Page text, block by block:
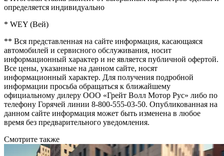
определяется индивидуально
* WEY (Вей)
** Вся представленная на сайте информация, касающаяся
автомобилей и сервисного обслуживания, носит
информационный характер и не является публичной офертой.
Все цены, указанные на данном сайте, носят
информационный характер. Для получения подробной
информации просьба обращаться к ближайшему
официальному дилеру ООО «Грейт Волл Мотор Рус» либо по
телефону Горячей линии 8-800-555-03-50. Опубликованная на
данном сайте информация может быть изменена в любое
время без предварительного уведомления.
Смотрите также